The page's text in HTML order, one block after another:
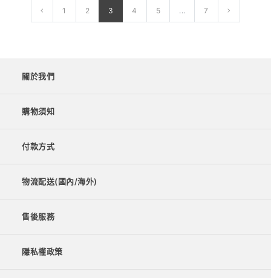
1 2 3 4 5 ... 7
關於我們
購物須知
付款方式
物流配送(國內/海外)
售後服務
隱私權政策